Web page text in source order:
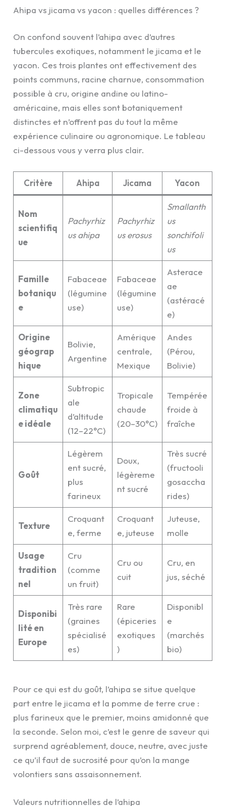
Ahipa vs jicama vs yacon : quelles différences ?
On confond souvent l’ahipa avec d’autres
tubercules exotiques, notamment le jicama et le
yacon. Ces trois plantes ont effectivement des
points communs, racine charnue, consommation
possible à cru, origine andine ou latino-
américaine, mais elles sont botaniquement
distinctes et n’offrent pas du tout la même
expérience culinaire ou agronomique. Le tableau
ci-dessous vous y verra plus clair.
Critère Ahipa Jicama Yacon
Nom
scientifiq
ue
Pachyrhiz
us ahipa
Pachyrhiz
us erosus
Smallanth
us
sonchifoli
us
Famille
botaniqu
e
Fabaceae
(légumine
use)
Fabaceae
(légumine
use)
Asterace
ae
(astéracé
e)
Origine
géograp
hique
Bolivie,
Argentine
Amérique
centrale,
Mexique
Andes
(Pérou,
Bolivie)
Zone
climatiqu
e idéale
Subtropic
ale
d’altitude
(12–22°C)
Tropicale
chaude
(20–30°C)
Tempérée
froide à
fraîche
Goût
Légèrem
ent sucré,
plus
farineux
Doux,
légèreme
nt sucré
Très sucré
(fructooli
gosaccha
rides)
Texture
Croquant
e, ferme
Croquant
e, juteuse
Juteuse,
molle
Usage
tradition
nel
Cru
(comme
un fruit)
Cru ou
cuit
Cru, en
jus, séché
Disponibi
lité en
Europe
Très rare
(graines
spécialisé
es)
Rare
(épiceries
exotiques
)
Disponibl
e
(marchés
bio)
Pour ce qui est du goût, l’ahipa se situe quelque
part entre le jicama et la pomme de terre crue :
plus farineux que le premier, moins amidonné que
la seconde. Selon moi, c’est le genre de saveur qui
surprend agréablement, douce, neutre, avec juste
ce qu’il faut de sucrosité pour qu’on la mange
volontiers sans assaisonnement.
Valeurs nutritionnelles de l’ahipa